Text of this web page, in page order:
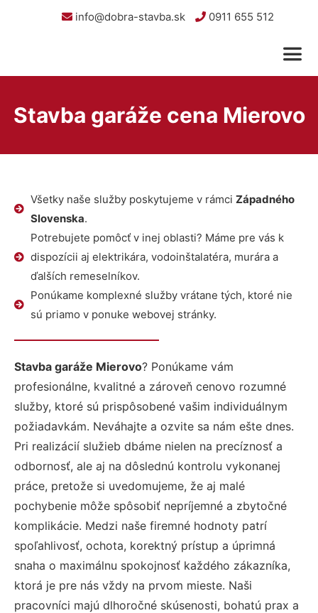
info@dobra-stavba.sk 0911 655 512
Stavba garáže cena Mierovo
Všetky naše služby poskytujeme v rámci Západného
Slovenska.
Potrebujete pomôcť v inej oblasti? Máme pre vás k
dispozícii aj elektrikára, vodoinštalatéra, murára a
ďalších remeselníkov.
Ponúkame komplexné služby vrátane tých, ktoré nie
sú priamo v ponuke webovej stránky.
Stavba garáže Mierovo? Ponúkame vám
profesionálne, kvalitné a zároveň cenovo rozumné
služby, ktoré sú prispôsobené vašim individuálnym
požiadavkám. Neváhajte a ozvite sa nám ešte dnes.
Pri realizácií služieb dbáme nielen na precíznosť a
odbornosť, ale aj na dôslednú kontrolu vykonanej
práce, pretože si uvedomujeme, že aj malé
pochybenie môže spôsobiť nepríjemné a zbytočné
komplikácie. Medzi naše firemné hodnoty patrí
spoľahlivosť, ochota, korektný prístup a úprimná
snaha o maximálnu spokojnosť každého zákazníka,
ktorá je pre nás vždy na prvom mieste. Naši
pracovníci majú dlhoročné skúsenosti, bohatú prax a